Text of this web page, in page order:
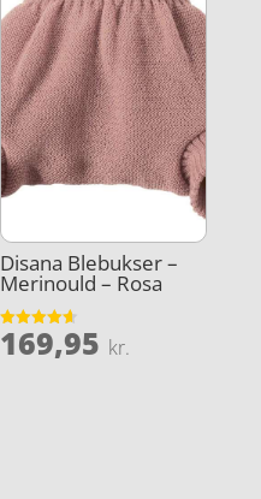
Disana Blebukser –
Merinould – Rosa
Vurderet
4.6
169,95 kr.